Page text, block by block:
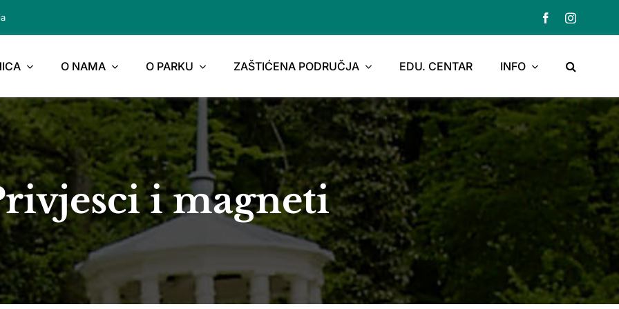
O NAMA O PARKU ZAŠTIĆENA PODRUČJA EDU. CENTAR INFO
i magneti